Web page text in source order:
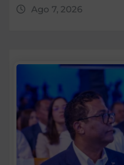
Ago 7, 2026